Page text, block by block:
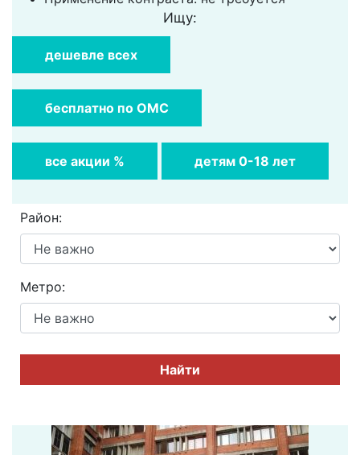
Ищу:
дешевле всех
бесплатно по ОМС
все акции % детям 0-18 лет
Район:
Метро:
Найти